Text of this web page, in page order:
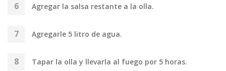
Agregar la salsa restante a la olla.
Agregarle 5 litro de agua.
Tapar la olla y llevarla al fuego por 5 horas.